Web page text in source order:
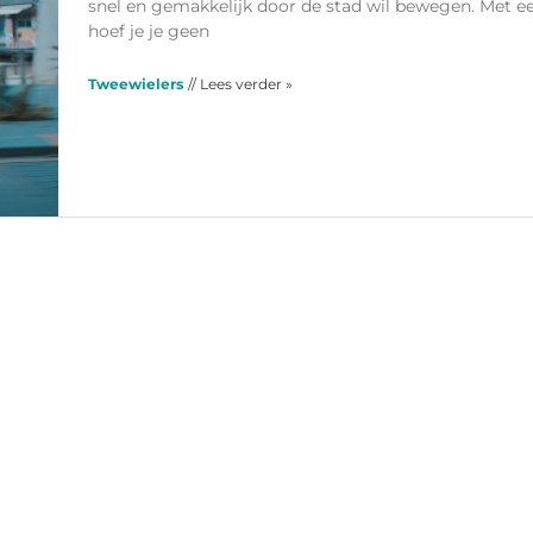
snel en gemakkelijk door de stad wil bewegen. Met
hoef je je geen
Tweewielers // Lees verder »